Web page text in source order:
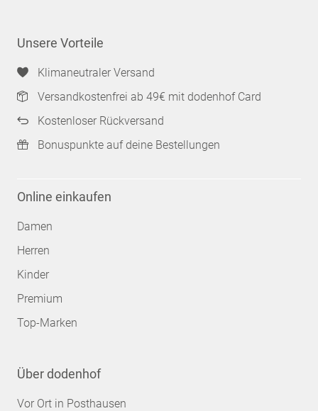
Unsere Vorteile
Klimaneutraler Versand
Versandkostenfrei ab 49€ mit dodenhof Card
Kostenloser Rückversand
Bonuspunkte auf deine Bestellungen
Online einkaufen
Damen
Herren
Kinder
Premium
Top-Marken
Über dodenhof
Vor Ort in Posthausen